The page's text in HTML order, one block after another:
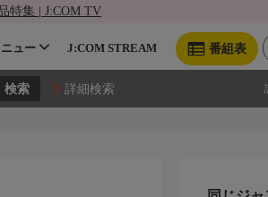
特集 | J:COM TV
番組表
ュー J:COM STREAM
詳細検索